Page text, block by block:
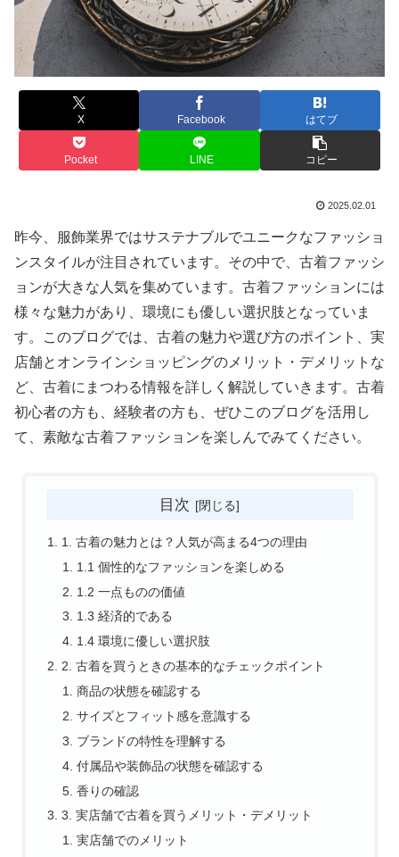
X Facebook はてブ
Pocket LINE コピー
2025.02.01
昨今、服飾業界ではサステナブルでユニークなファッショ
ンスタイルが注目されています。その中で、古着ファッシ
ョンが大きな人気を集めています。古着ファッションには
様々な魅力があり、環境にも優しい選択肢となっていま
す。このブログでは、古着の魅力や選び方のポイント、実
店舗とオンラインショッピングのメリット・デメリットな
ど、古着にまつわる情報を詳しく解説していきます。古着
初心者の方も、経験者の方も、ぜひこのブログを活用し
て、素敵な古着ファッションを楽しんでみてください。
目次
1. 古着の魅力とは？人気が高まる4つの理由
1.1 個性的なファッションを楽しめる
1.2 一点ものの価値
1.3 経済的である
1.4 環境に優しい選択肢
2. 古着を買うときの基本的なチェックポイント
商品の状態を確認する
サイズとフィット感を意識する
ブランドの特性を理解する
付属品や装飾品の状態を確認する
香りの確認
3. 実店舗で古着を買うメリット・デメリット
実店舗でのメリット